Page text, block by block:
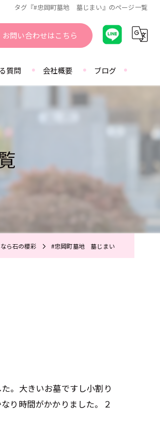
タグ『#忠岡町墓地 墓じまい』のページ一覧
お問い合わせはこちら
質問 会社概要 ブログ
ら石の櫻彩 #忠岡町墓地 墓じまい
。大きいお墓ですし小割り
り時間がかかりました。２